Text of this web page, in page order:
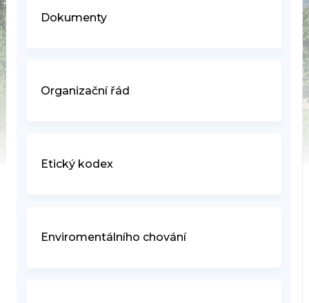
Dokumenty
Organizační řád
Etický kodex
Enviromentálního chování